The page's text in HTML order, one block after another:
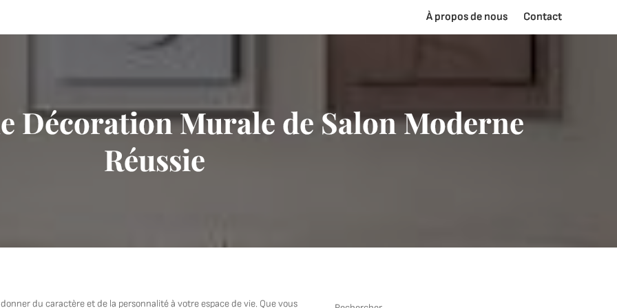
À propos de nous Contact
Décoration Murale de Salon Moderne
Réussie
du caractère et de la personnalité à votre espace de vie. Que vous